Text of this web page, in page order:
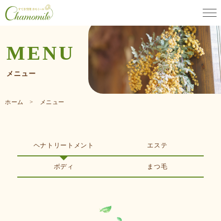
MENU
メニュー
ホーム > メニュー
ヘナトリートメント エステ
ボディ まつ毛